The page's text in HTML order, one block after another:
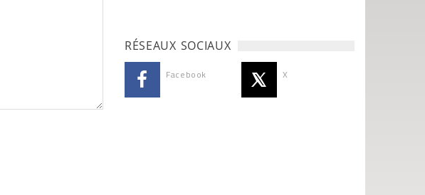
RÉSEAUX SOCIAUX
Facebook X